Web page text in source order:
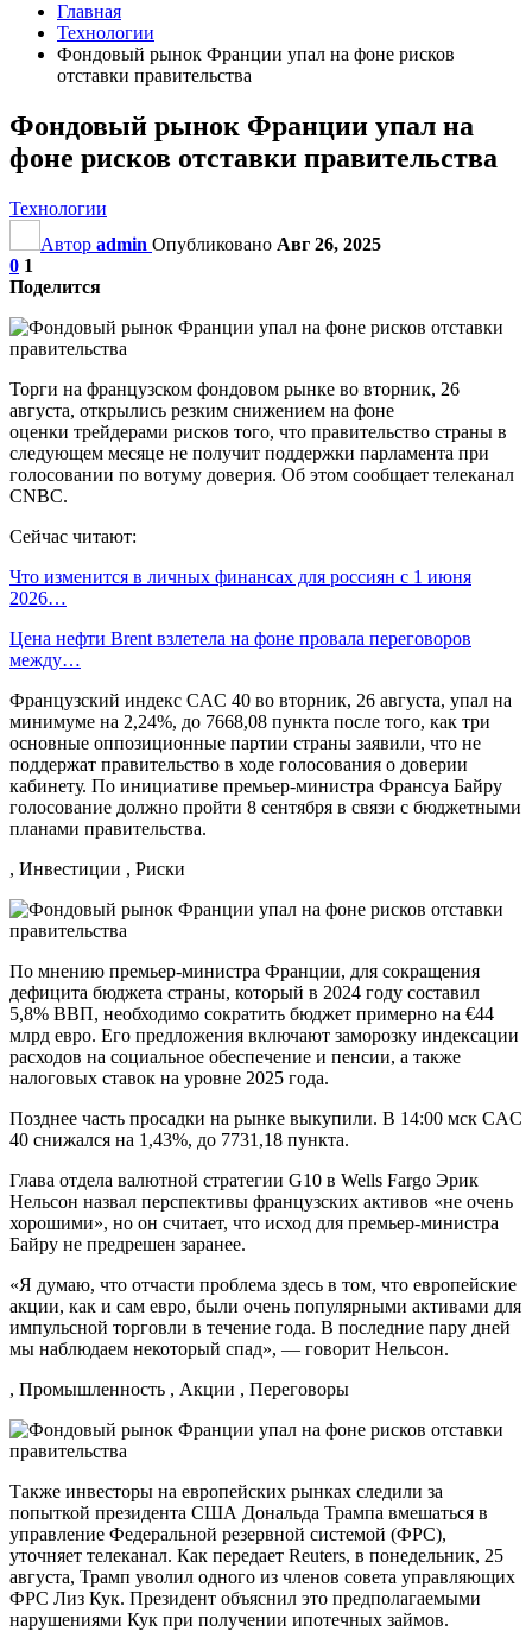
Главная
Технологии
Фондовый рынок Франции упал на фоне рисков
отставки правительства
Фондовый рынок Франции упал на
фоне рисков отставки правительства
Технологии
Автор admin Опубликовано Авг 26, 2025
0 1
Поделится
Торги на французском фондовом рынке во вторник, 26
августа, открылись резким снижением на фоне
оценки трейдерами рисков того, что правительство страны в
следующем месяце не получит поддержки парламента при
голосовании по вотуму доверия. Об этом сообщает телеканал
CNBC.
Сейчас читают:
Что изменится в личных финансах для россиян с 1 июня
2026…
Цена нефти Brent взлетела на фоне провала переговоров
между…
Французский индекс CAC 40 во вторник, 26 августа, упал на
минимуме на 2,24%, до 7668,08 пункта после того, как три
основные оппозиционные партии страны заявили, что не
поддержат правительство в ходе голосования о доверии
кабинету. По инициативе премьер-министра Франсуа Байру
голосование должно пройти 8 сентября в связи с бюджетными
планами правительства.
, Инвестиции , Риски
По мнению премьер-министра Франции, для сокращения
дефицита бюджета страны, который в 2024 году составил
5,8% ВВП, необходимо сократить бюджет примерно на €44
млрд евро. Его предложения включают заморозку индексации
расходов на социальное обеспечение и пенсии, а также
налоговых ставок на уровне 2025 года.
Позднее часть просадки на рынке выкупили. В 14:00 мск CAC
40 снижался на 1,43%, до 7731,18 пункта.
Глава отдела валютной стратегии G10 в Wells Fargo Эрик
Нельсон назвал перспективы французских активов «не очень
хорошими», но он считает, что исход для премьер-министра
Байру не предрешен заранее.
«Я думаю, что отчасти проблема здесь в том, что европейские
акции, как и сам евро, были очень популярными активами для
импульсной торговли в течение года. В последние пару дней
мы наблюдаем некоторый спад», — говорит Нельсон.
, Промышленность , Акции , Переговоры
Также инвесторы на европейских рынках следили за
попыткой президента США Дональда Трампа вмешаться в
управление Федеральной резервной системой (ФРС),
уточняет телеканал. Как передает Reuters, в понедельник, 25
августа, Трамп уволил одного из членов совета управляющих
ФРС Лиз Кук. Президент объяснил это предполагаемыми
нарушениями Кук при получении ипотечных займов.